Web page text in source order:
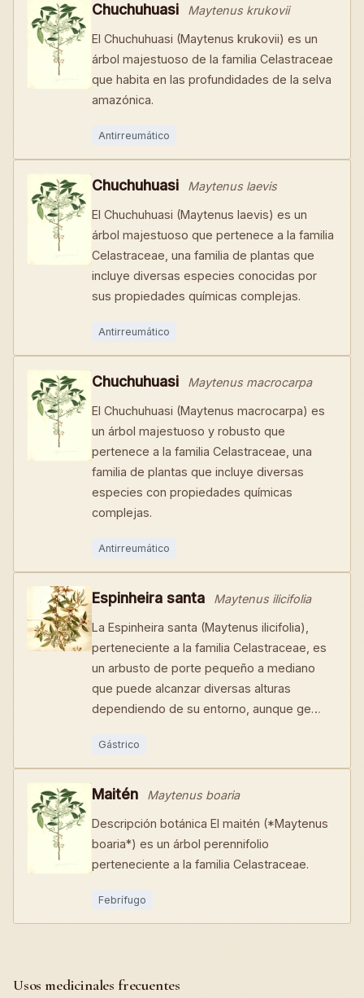
Chuchuhuasi Maytenus krukovii
El Chuchuhuasi (Maytenus krukovii) es un
árbol majestuoso de la familia Celastraceae
que habita en las profundidades de la selva
amazónica.
Antirreumático
Chuchuhuasi Maytenus laevis
El Chuchuhuasi (Maytenus laevis) es un
árbol majestuoso que pertenece a la familia
Celastraceae, una familia de plantas que
incluye diversas especies conocidas por
sus propiedades químicas complejas.
Antirreumático
Chuchuhuasi Maytenus macrocarpa
El Chuchuhuasi (Maytenus macrocarpa) es
un árbol majestuoso y robusto que
pertenece a la familia Celastraceae, una
familia de plantas que incluye diversas
especies con propiedades químicas
complejas.
Antirreumático
Espinheira santa Maytenus ilicifolia
La Espinheira santa (Maytenus ilicifolia),
perteneciente a la familia Celastraceae, es
un arbusto de porte pequeño a mediano
que puede alcanzar diversas alturas
dependiendo de su entorno, aunque ge…
Gástrico
Maitén Maytenus boaria
Descripción botánica El maitén (*Maytenus
boaria*) es un árbol perennifolio
perteneciente a la familia Celastraceae.
Febrífugo
Usos medicinales frecuentes